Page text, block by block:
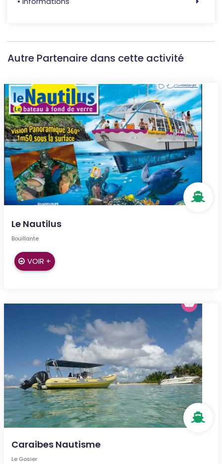
Autre Partenaire dans cette activité
Le Nautilus
Bouillante
VOIR +
Caraibes Nautisme
Le Gosier